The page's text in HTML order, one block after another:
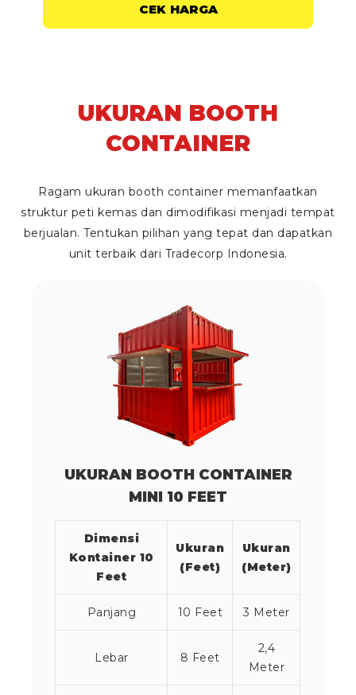
CEK HARGA
UKURAN BOOTH
CONTAINER
Ragam ukuran booth container memanfaatkan
struktur peti kemas dan dimodifikasi menjadi tempat
berjualan. Tentukan pilihan yang tepat dan dapatkan
unit terbaik dari Tradecorp Indonesia.
UKURAN BOOTH CONTAINER
MINI 10 FEET
Dimensi
Kontainer 10
Feet
Ukuran
(Feet)
Ukuran
(Meter)
Panjang 10 Feet 3 Meter
Lebar 8 Feet
2,4
Meter